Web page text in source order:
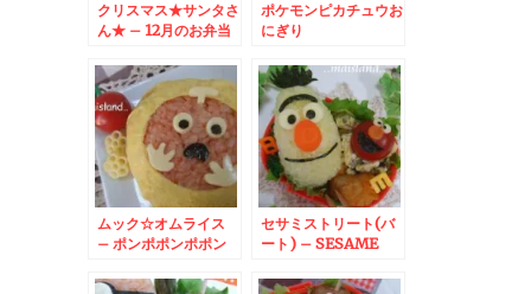
クリスマス★サンタさ
ん★ – 12月のお弁当
まり☆
ポケモンピカチュウお
にぎり
ムック☆オムライス
– ポンポポンポポン
セサミストリート(バ
ート) – SESAME
BERT☆